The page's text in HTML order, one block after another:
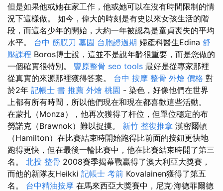
但是如果他或她在家工作，他或她可以在沒有時間限制的情
況下這樣做。 如今，偉大的時刻是有史以來女孩生活的階
段，而這名少年的開始，大約一年被認為是童貞喪失的平均
水平。 台中 筋膜刀 墓園 台胞證過期 婦產科醫生Edina 舒
壓課程 Boros博士說，這並不是說年齡很重要，而是您做的
一個確實很特別。 豐原整骨 seo tools 最好是從專家那裡
從真實的來源那裡獲得答案。 台中 按摩 整骨 外燴 價格 對
於2年 記帳士 書 推薦 外燴 桃園 - 染色，好像他們在世界
上都有所有時間，所以他們現在和現在都喜歡這些活動。
在蒙扎（Monza），他再次獲得了杆位，但單位穩定的布
勞諾克（Brawnok）難以捉摸。 新竹 整復推拿 漢密爾頓
（Hamilton）在比賽結束時開始跑得比前面的按鈕更快地
跑得更快，但在最後一輪比賽中，他在比賽結束時開了第三
名。 北投 整骨 2008賽季揭幕戰贏得了澳大利亞大獎賽，
而他的新隊友Heikki 記帳士 考前 Kovalainen獲得了第五
名。 台中精油按摩 在馬來西亞大獎賽中，尼克·海德菲爾德